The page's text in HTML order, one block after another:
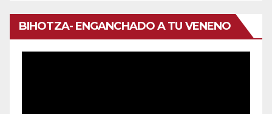
BIHOTZA- ENGANCHADO A TU VENENO